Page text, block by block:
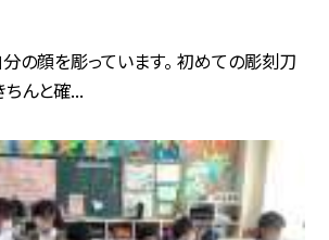
の顔を彫っています。 初めての彫刻刀
ちんと確...